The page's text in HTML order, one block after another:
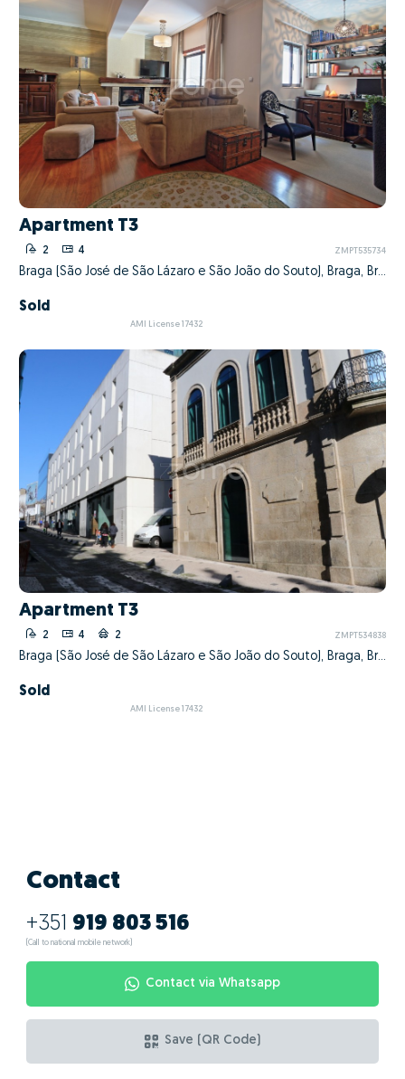
Apartment T3
2 4 ZMPT535734
Braga (São José de São Lázaro e São João do Souto), Braga, Braga
Sold
AMI License 17432
Apartment T3
2 4 2 ZMPT534838
Braga (São José de São Lázaro e São João do Souto), Braga, Braga
Sold
AMI License 17432
Contact
+351 919 803 516
(Call to national mobile network)
Contact via Whatsapp
Save (QR Code)